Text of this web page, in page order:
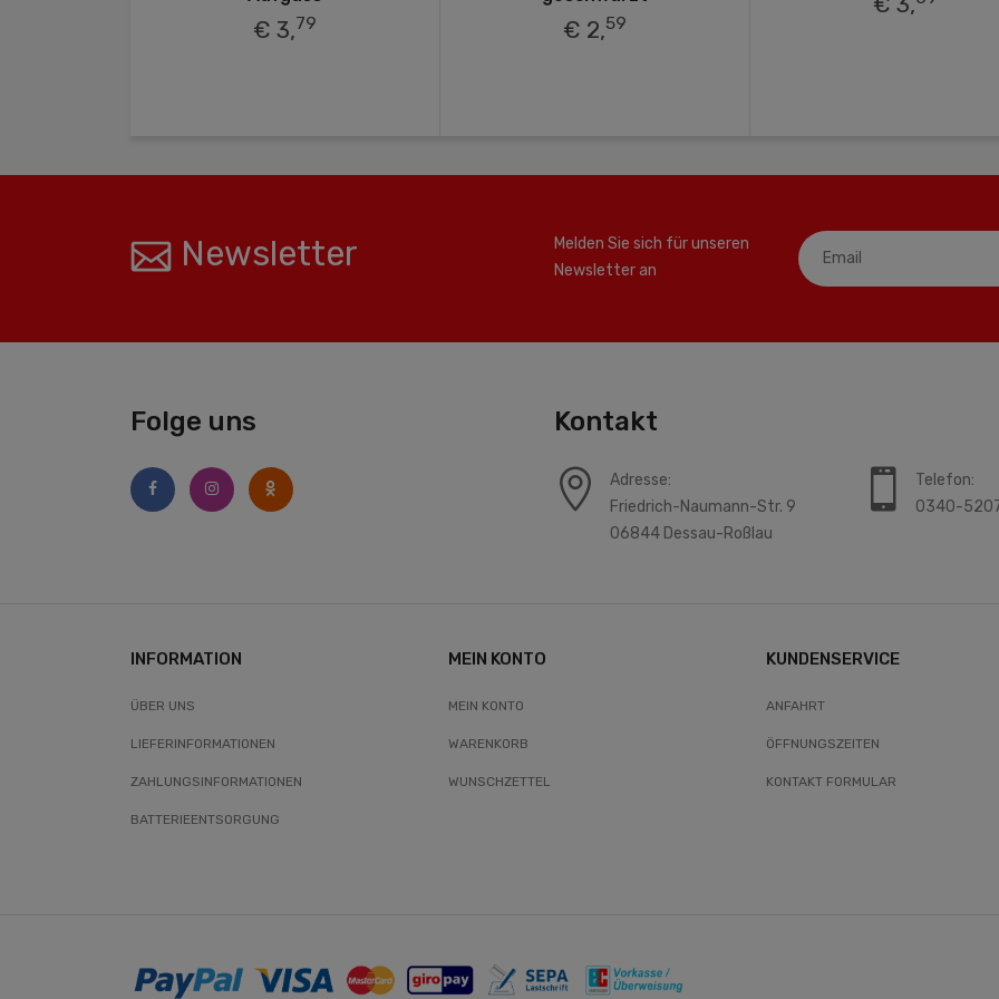
€ 3,79 € 2,59
Newsletter
Melden Sie sich für unseren
Newsletter an
Folge uns Kontakt
Adresse:
Friedrich-Naumann-Str. 9
06844 Dessau-Roßlau
Telefon:
0340-
INFORMATION
ÜBER UNS
LIEFERINFORMATIONEN
ZAHLUNGSINFORMATIONEN
BATTERIEENTSORGUNG
MEIN KONTO
MEIN KONTO
WARENKORB
WUNSCHZETTEL
KUNDENSERVICE
ANFAHRT
ÖFFNUNGSZEITEN
KONTAKT FORMULAR